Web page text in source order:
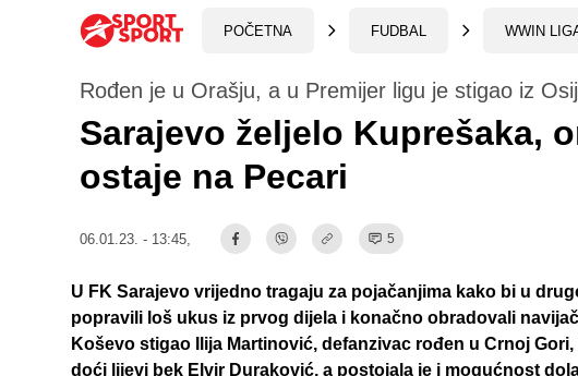
POČETNA FUDBAL WWIN
Rođen je u Orašju, a u Premijer ligu je stigao iz
Sarajevo željelo Kuprešaka,
ostaje na Pecari
06.01.23. - 13:45, 5
U FK Sarajevo vrijedno tragaju za pojačanjima kako bi u
popravili loš ukus iz prvog dijela i konačno obradovali
Koševo stigao Ilija Martinović, defanzivac rođen u Crnoj
doći lijevi bek Elvir Duraković, a postojala je i mogućnost